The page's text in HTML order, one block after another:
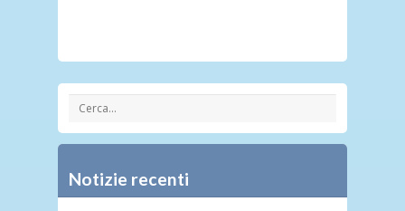
Notizie recenti